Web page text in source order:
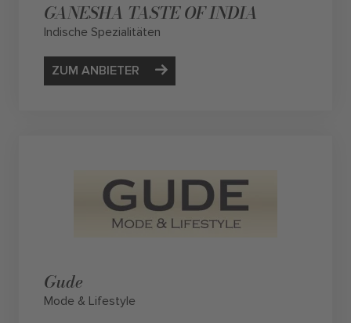
GANESHA TASTE OF INDIA
Indische Spezialitäten
ZUM ANBIETER
Gude
Mode & Lifestyle